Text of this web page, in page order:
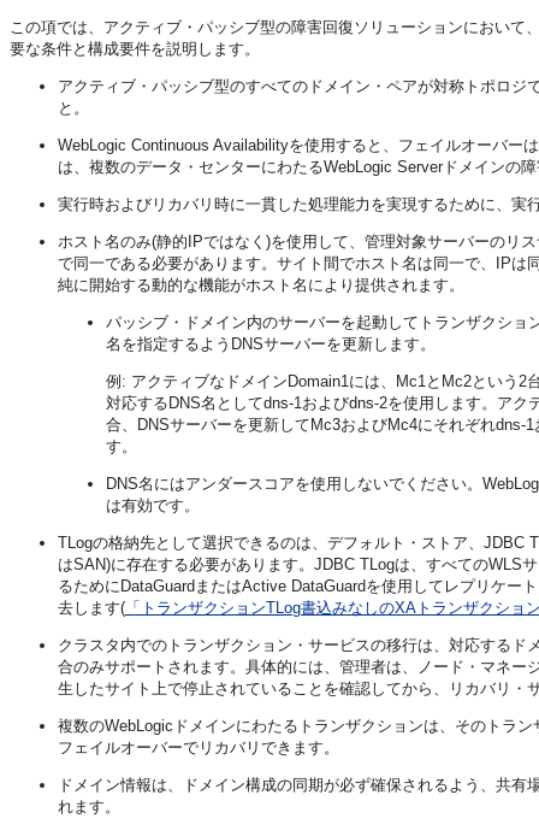
この項では、アクティブ・パッシブ型の障害回復ソリューションにおい
要な条件と構成要件を説明します。
アクティブ・パッシブ型のすべてのドメイン・ペアが対称トポロ
と。
WebLogic Continuous Availabilityを使用すると、フェイルオーバー
は、複数のデータ・センターにわたるWebLogic Serverドメインの
実行時およびリカバリ時に一貫した処理能力を実現するために、
ホスト名のみ(静的IPではなく)を使用して、管理対象サーバーのリ
で同一である必要があります。サイト間でホスト名は同一で、IP
純に開始する動的な機能がホスト名により提供されます。
パッシブ・ドメイン内のサーバーを起動してトランザクシ
名を指定するようDNSサーバーを更新します。
例: アクティブなドメインDomain1には、Mc1とMc2という
対応するDNS名としてdns-1およびdns-2を使用します。ア
合、DNSサーバーを更新してMc3およびMc4にそれぞれdns-
す。
DNS名にはアンダースコアを使用しないでください。
は有効です。
TLogの格納先として選択できるのは、デフォルト・ストア、JDBC
はSAN)に存在する必要があります。JDBC TLogは、すべてのWLS
るためにDataGuardまたはActive DataGuardを使用してレプリケー
去します( 「トランザクションTLog書込みなしのXAトランザクショ
クラスタ内でのトランザクション・サービスの移行は、対応する
合のみサポートされます。具体的には、管理者は、ノード・マネ
生したサイト上で停止されていることを確認してから、リカバリ・
複数のWebLogicドメインにわたるトランザクションは、そのトラ
フェイルオーバーでリカバリできます。
ドメイン情報は、ドメイン構成の同期が必ず確保されるよう、共
れます。